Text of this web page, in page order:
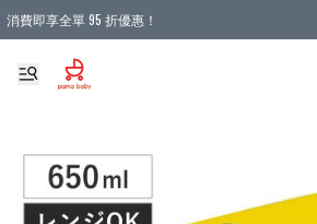
消費即享全單 95 折優惠！
購物滿 HKD 900.00即享免運費優惠！（適用於 本地送